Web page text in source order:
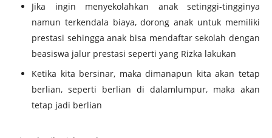
Jika ingin menyekolahkan anak setinggi-tingginya
namun terkendala biaya, dorong anak untuk memiliki
prestasi sehingga anak bisa mendaftar sekolah dengan
beasiswa jalur prestasi seperti yang Rizka lakukan
Ketika kita bersinar, maka dimanapun kita akan tetap
berlian, seperti berlian di dalamlumpur, maka akan
tetap jadi berlian